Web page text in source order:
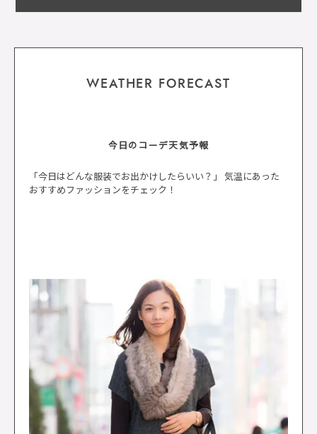
WEATHER FORECAST
今日のコーデ天気予報
「今日はどんな服装でお出かけしたらいい？」 気温にあった
おすすめファッションをチェック！